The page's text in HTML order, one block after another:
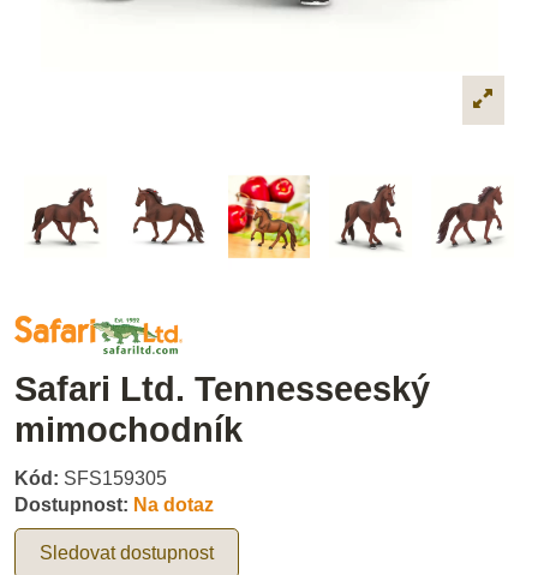
Safari Ltd. Tennesseeský
mimochodník
Kód: SFS159305
Dostupnost: Na dotaz
Sledovat dostupnost